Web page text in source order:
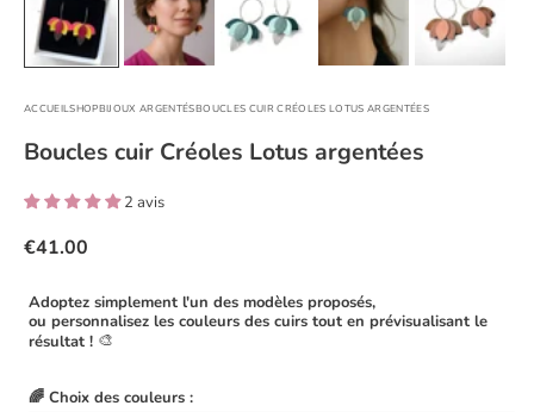
ACCUEILSHOPBIJOUX ARGENTÉSBOUCLES CUIR CRÉOLES LOTUS ARGENTÉES
Boucles cuir Créoles Lotus argentées
2 avis
€41.00
Adoptez simplement l'un des modèles proposés,
ou personnalisez les couleurs des cuirs tout en prévisualisant le
résultat ! 🎨
🌈 Choix des couleurs :